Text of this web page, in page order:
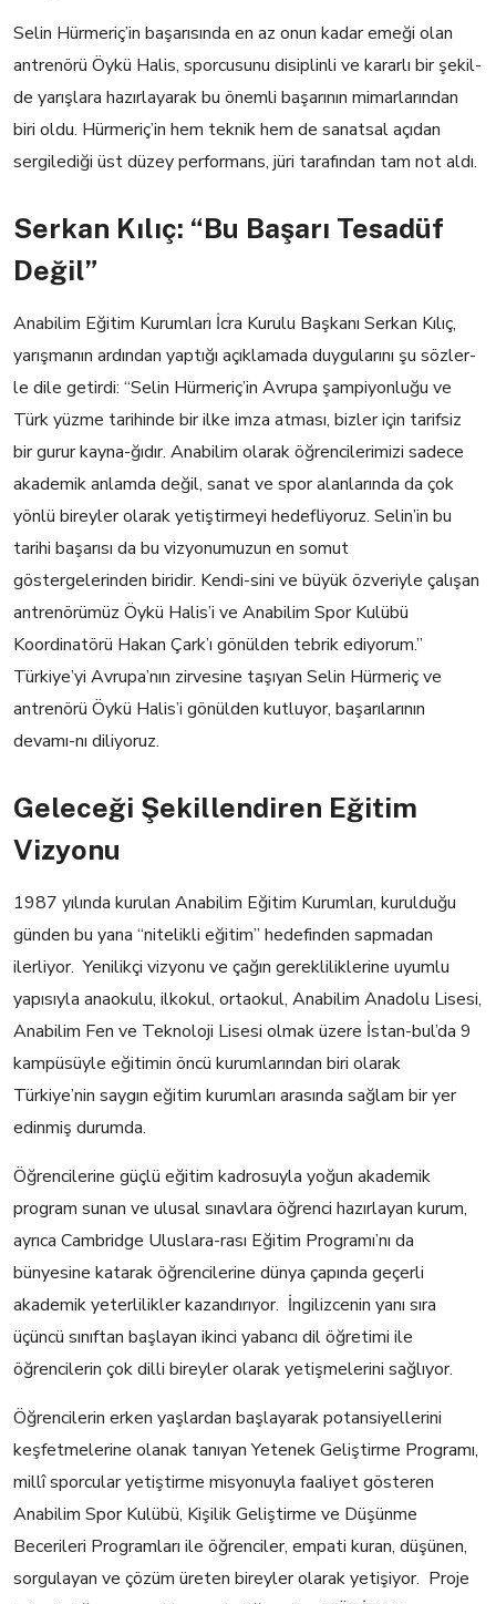
Selin Hürmeriç’in başarısında en az onun kadar emeği olan
antrenörü Öykü Halis, sporcusunu disiplinli ve kararlı bir şekil-
de yarışlara hazırlayarak bu önemli başarının mimarlarından
biri oldu. Hürmeriç’in hem teknik hem de sanatsal açıdan
sergilediği üst düzey performans, jüri tarafından tam not aldı.
Serkan Kılıç: “Bu Başarı Tesadüf
Değil”
Anabilim Eğitim Kurumları İcra Kurulu Başkanı Serkan Kılıç,
yarışmanın ardından yaptığı açıklamada duygularını şu sözler-
le dile getirdi: “Selin Hürmeriç’in Avrupa şampiyonluğu ve
Türk yüzme tarihinde bir ilke imza atması, bizler için tarifsiz
bir gurur kayna-ğıdır. Anabilim olarak öğrencilerimizi sadece
akademik anlamda değil, sanat ve spor alanlarında da çok
yönlü bireyler olarak yetiştirmeyi hedefliyoruz. Selin’in bu
tarihi başarısı da bu vizyonumuzun en somut
göstergelerinden biridir. Kendi-sini ve büyük özveriyle çalışan
antrenörümüz Öykü Halis’i ve Anabilim Spor Kulübü
Koordinatörü Hakan Çark’ı gönülden tebrik ediyorum.”
Türkiye’yi Avrupa’nın zirvesine taşıyan Selin Hürmeriç ve
antrenörü Öykü Halis’i gönülden kutluyor, başarılarının
devamı-nı diliyoruz.
Geleceği Şekillendiren Eğitim
Vizyonu
1987 yılında kurulan Anabilim Eğitim Kurumları, kurulduğu
günden bu yana “nitelikli eğitim” hedefinden sapmadan
ilerliyor. Yenilikçi vizyonu ve çağın gerekliliklerine uyumlu
yapısıyla anaokulu, ilkokul, ortaokul, Anabilim Anadolu Lisesi,
Anabilim Fen ve Teknoloji Lisesi olmak üzere İstan-bul’da 9
kampüsüyle eğitimin öncü kurumlarından biri olarak
Türkiye’nin saygın eğitim kurumları arasında sağlam bir yer
edinmiş durumda.
Öğrencilerine güçlü eğitim kadrosuyla yoğun akademik
program sunan ve ulusal sınavlara öğrenci hazırlayan kurum,
ayrıca Cambridge Uluslara-rası Eğitim Programı’nı da
bünyesine katarak öğrencilerine dünya çapında geçerli
akademik yeterlilikler kazandırıyor. İngilizcenin yanı sıra
üçüncü sınıftan başlayan ikinci yabancı dil öğretimi ile
öğrencilerin çok dilli bireyler olarak yetişmelerini sağlıyor.
Öğrencilerin erken yaşlardan başlayarak potansiyellerini
keşfetmelerine olanak tanıyan Yetenek Geliştirme Programı,
millî sporcular yetiştirme misyonuyla faaliyet gösteren
Anabilim Spor Kulübü, Kişilik Geliştirme ve Düşünme
Becerileri Programları ile öğrenciler, empati kuran, düşünen,
sorgulayan ve çözüm üreten bireyler olarak yetişiyor. Proje